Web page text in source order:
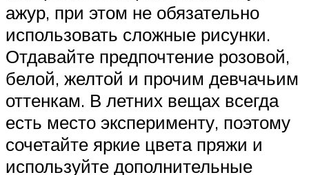
ажур, при этом не обязательно
использовать сложные рисунки.
Отдавайте предпочтение розовой,
белой, желтой и прочим девчачьим
оттенкам. В летних вещах всегда
есть место эксперименту, поэтому
сочетайте яркие цвета пряжи и
используйте дополнительные